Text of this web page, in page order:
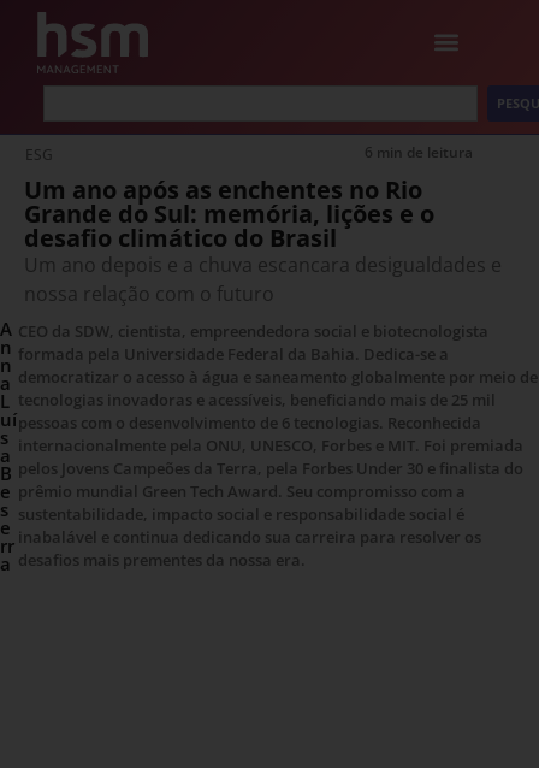
ESG 6 min de leitura
Um ano após as enchentes no Rio
Grande do Sul: memória, lições e o
desafio climático do Brasil
Um ano depois e a chuva escancara desigualdades e
nossa relação com o futuro
A
n
n
a
L
uí
s
a
B
e
s
e
rr
a
CEO da SDW, cientista, empreendedora social e biotecnologista
formada pela Universidade Federal da Bahia. Dedica-se a
democratizar o acesso à água e saneamento globalmente por meio de
tecnologias inovadoras e acessíveis, beneficiando mais de 25 mil
pessoas com o desenvolvimento de 6 tecnologias. Reconhecida
internacionalmente pela ONU, UNESCO, Forbes e MIT. Foi premiada
pelos Jovens Campeões da Terra, pela Forbes Under 30 e finalista do
prêmio mundial Green Tech Award. Seu compromisso com a
sustentabilidade, impacto social e responsabilidade social é
inabalável e continua dedicando sua carreira para resolver os
desafios mais prementes da nossa era.